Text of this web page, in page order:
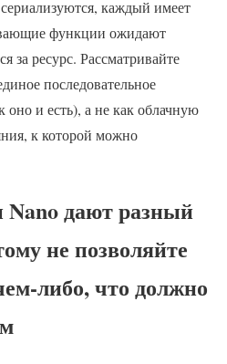
каждый имеет
функции ожидают
за ресурс. Рассматривайте
последовательное
оно и есть), а не как облачную
к которой можно
Nano дают разный
не позволяйте
либо, что должно